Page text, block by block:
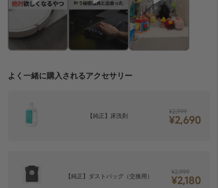
よく一緒に購入されるアクセサリー
【純正】床洗剤
¥2,999
¥2,690
【純正】ダストバッグ（交換用）
¥2,999
¥2,180